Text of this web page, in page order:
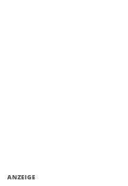
ANZEIGE